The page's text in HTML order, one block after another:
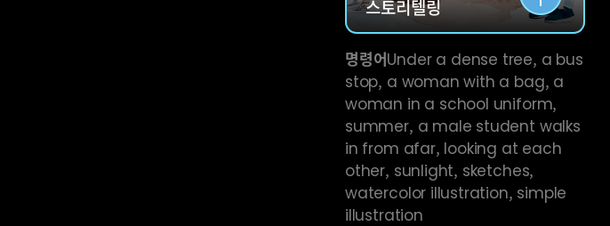
스토리텔링
명령어Under a dense tree, a bus
stop, a woman with a bag, a
woman in a school uniform,
summer, a male student walks
in from afar, looking at each
other, sunlight, sketches,
watercolor illustration, simple
illustration